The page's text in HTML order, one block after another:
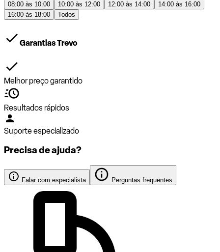
08:00 às 10:00 10:00 às 12:00 12:00 às 14:00
14:00 às 16:00
16:00 às 18:00
Todos
Garantias Trevo
Melhor preço garantido
Resultados rápidos
Suporte especializado
Precisa de ajuda?
Falar com especialista Perguntas frequentes